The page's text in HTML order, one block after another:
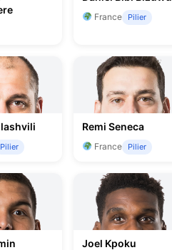
France Pilier
Pilier
Remi Seneca
France Pilier
Joel Kpoku